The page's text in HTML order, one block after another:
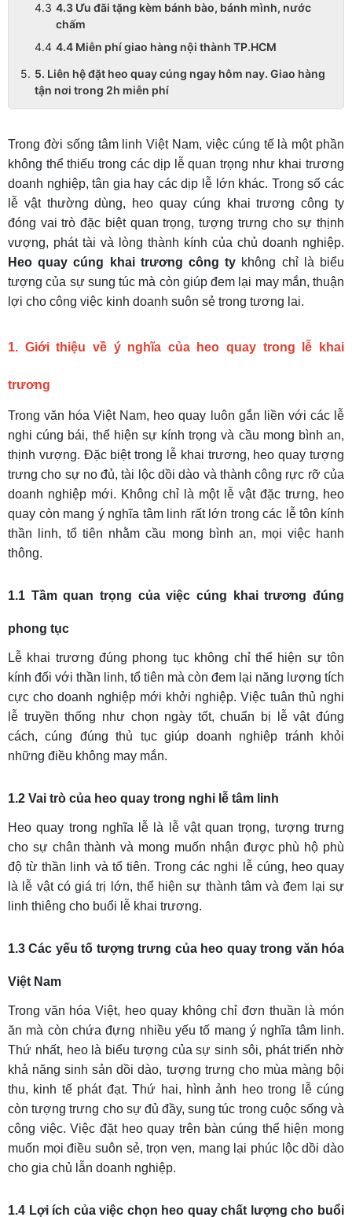
4.3 Ưu đãi tặng kèm bánh bào, bánh mình, nước
chấm
4.4 Miễn phí giao hàng nội thành TP.HCM
5. Liên hệ đặt heo quay cúng ngay hôm nay. Giao hàng
tận nơi trong 2h miễn phí
Trong đời sống tâm linh Việt Nam, việc cúng tế là một phần
không thể thiếu trong các dịp lễ quan trọng như khai trương
doanh nghiệp, tân gia hay các dịp lễ lớn khác. Trong số các
lễ vật thường dùng, heo quay cúng khai trương công ty
đóng vai trò đặc biệt quan trọng, tượng trưng cho sự thịnh
vượng, phát tài và lòng thành kính của chủ doanh nghiệp.
Heo quay cúng khai trương công ty không chỉ là biểu
tượng của sự sung túc mà còn giúp đem lại may mắn, thuận
lợi cho công việc kinh doanh suôn sẻ trong tương lai.
1. Giới thiệu về ý nghĩa của heo quay trong lễ khai
trương
Trong văn hóa Việt Nam, heo quay luôn gắn liền với các lễ
nghi cúng bái, thể hiện sự kính trọng và cầu mong bình an,
thịnh vượng. Đặc biệt trong lễ khai trương, heo quay tượng
trưng cho sự no đủ, tài lộc dồi dào và thành công rực rỡ của
doanh nghiệp mới. Không chỉ là một lễ vật đặc trưng, heo
quay còn mang ý nghĩa tâm linh rất lớn trong các lễ tôn kính
thần linh, tổ tiên nhằm cầu mong bình an, mọi việc hanh
thông.
1.1 Tầm quan trọng của việc cúng khai trương đúng
phong tục
Lễ khai trương đúng phong tục không chỉ thể hiện sự tôn
kính đối với thần linh, tổ tiên mà còn đem lại năng lượng tích
cực cho doanh nghiệp mới khởi nghiệp. Việc tuân thủ nghi
lễ truyền thống như chọn ngày tốt, chuẩn bị lễ vật đúng
cách, cúng đúng thủ tục giúp doanh nghiệp tránh khỏi
những điều không may mắn.
1.2 Vai trò của heo quay trong nghi lễ tâm linh
Heo quay trong nghĩa lễ là lễ vật quan trọng, tượng trưng
cho sự chân thành và mong muốn nhận được phù hộ phù
độ từ thần linh và tổ tiên. Trong các nghi lễ cúng, heo quay
là lễ vật có giá trị lớn, thể hiện sự thành tâm và đem lại sự
linh thiêng cho buổi lễ khai trương.
1.3 Các yếu tố tượng trưng của heo quay trong văn hóa
Việt Nam
Trong văn hóa Việt, heo quay không chỉ đơn thuần là món
ăn mà còn chứa đựng nhiều yếu tố mang ý nghĩa tâm linh.
Thứ nhất, heo là biểu tượng của sự sinh sôi, phát triển nhờ
khả năng sinh sản dồi dào, tượng trưng cho mùa màng bội
thu, kinh tế phát đạt. Thứ hai, hình ảnh heo trong lễ cúng
còn tượng trưng cho sự đủ đầy, sung túc trong cuộc sống và
công việc. Việc đặt heo quay trên bàn cúng thể hiện mong
muốn mọi điều suôn sẻ, trọn vẹn, mang lại phúc lộc dồi dào
cho gia chủ lẫn doanh nghiệp.
1.4 Lợi ích của việc chọn heo quay chất lượng cho buổi